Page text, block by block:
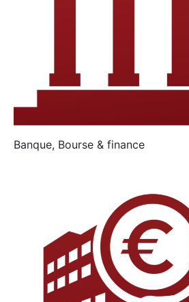
Banque, Bourse & finance